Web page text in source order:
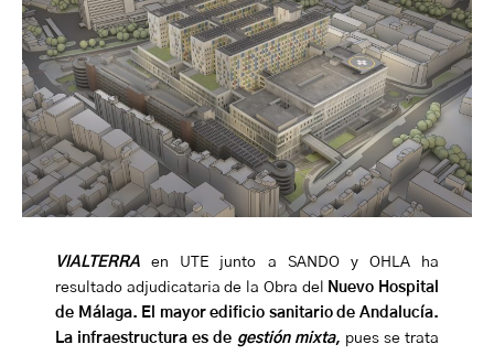
VIALTERRAen UTE junto a SANDO y OHLA ha
resultado adjudicataria de la Obra del
Nuevo Hospital
de Málaga. El mayor edificio sanitario de Andalucía.
La infraestructura es de gestión mixta, pues se trata